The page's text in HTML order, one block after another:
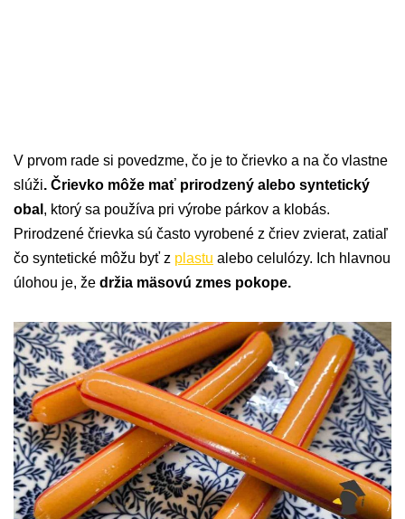
V prvom rade si povedzme, čo je to črievko a na čo vlastne
slúži. Črievko môže mať prirodzený alebo syntetický
obal , ktorý sa používa pri výrobe párkov a klobás.
Prirodzené črievka sú často vyrobené z čriev zvierat, zatiaľ
čo syntetické môžu byť z plastu alebo celulózy. Ich hlavnou
úlohou je, že držia mäsovú zmes pokope.